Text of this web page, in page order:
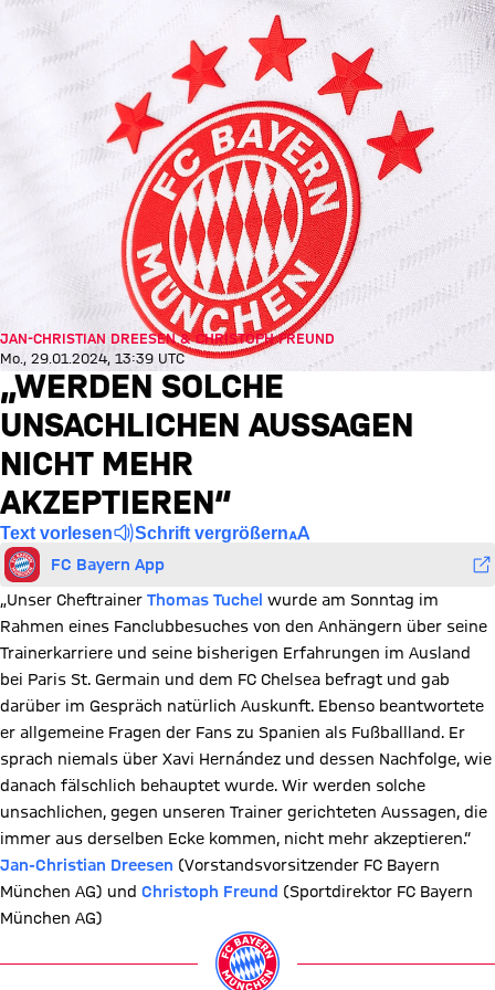
JAN-CHRISTIAN DREESEN & CHRISTOPH FREUND
Mo., 29.01.2024, 13:39 UTC
„WERDEN SOLCHE
UNSACHLICHEN AUSSAGEN
NICHT MEHR
AKZEPTIEREN“
Text vorlesen Schrift vergrößern
FC Bayern App
„Unser Cheftrainer Thomas Tuchel wurde am Sonntag im
Rahmen eines Fanclubbesuches von den Anhängern über seine
Trainerkarriere und seine bisherigen Erfahrungen im Ausland
bei Paris St. Germain und dem FC Chelsea befragt und gab
darüber im Gespräch natürlich Auskunft. Ebenso beantwortete
er allgemeine Fragen der Fans zu Spanien als Fußballland. Er
sprach niemals über Xavi Hernández und dessen Nachfolge, wie
danach fälschlich behauptet wurde. Wir werden solche
unsachlichen, gegen unseren Trainer gerichteten Aussagen, die
immer aus derselben Ecke kommen, nicht mehr akzeptieren.“
Jan-Christian Dreesen (Vorstandsvorsitzender FC Bayern
München AG) und Christoph Freund (Sportdirektor FC Bayern
München AG)